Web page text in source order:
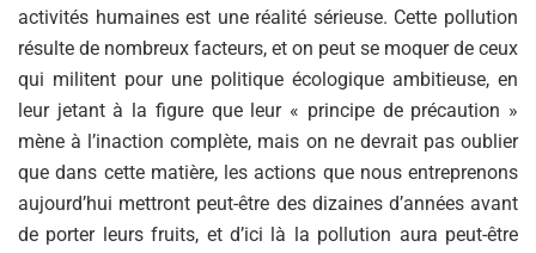
activités humaines est une réalité sérieuse. Cette pollution
résulte de nombreux facteurs, et on peut se moquer de ceux
qui militent pour une politique écologique ambitieuse, en
leur jetant à la figure que leur « principe de précaution »
mène à l’inaction complète, mais on ne devrait pas oublier
que dans cette matière, les actions que nous entreprenons
aujourd’hui mettront peut-être des dizaines d’années avant
de porter leurs fruits, et d’ici là la pollution aura peut-être